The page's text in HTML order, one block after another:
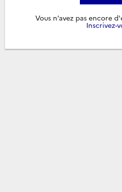
Vous n’avez pas encore
Inscrivez-